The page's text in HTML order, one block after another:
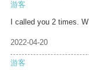
游客
I called you 2 times. W
2022-04-20
游客